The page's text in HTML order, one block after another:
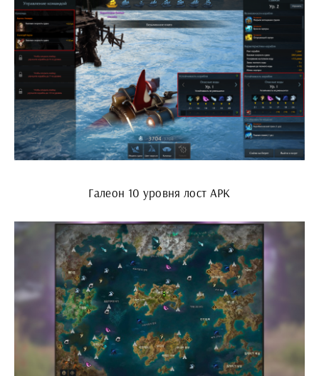
Галеон 10 уровня лост АРК